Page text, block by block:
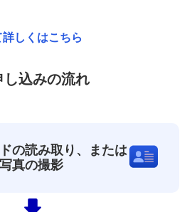
しくはこちら
し込みの流れ
の読み取り、または
真の撮影